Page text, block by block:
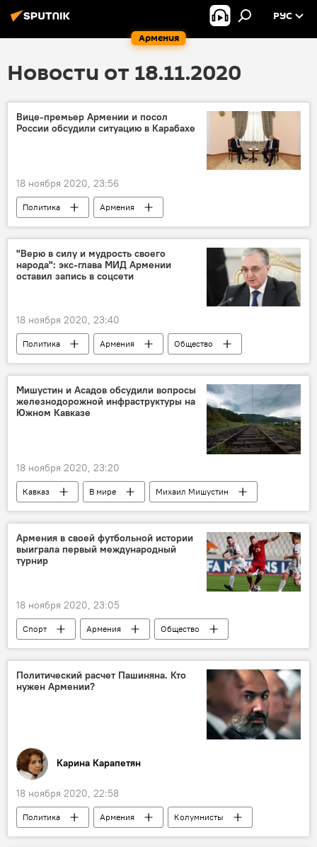
Армения
РУС
Новости от 18.11.2020
Вице-премьер Армении и посол
России обсудили ситуацию в Карабахе
18 ноября 2020, 23:56
Политика
Армения
Нагорный Карабах
Россия
В мире
ситуация
Трехстороннее заявление по Карабаху 09.11.2020
"Верю в силу и мудрость своего
народа": экс-глава МИД Армении
оставил запись в соцсети
18 ноября 2020, 23:40
Политика Армения
Общество
Зограб Мнацаканян
МИД
соцсети
страна
Новости Армения
Мишустин и Асадов обсудили вопросы
железнодорожной инфраструктуры на
Южном Кавказе
18 ноября 2020, 23:20
Кавказ В мире
Михаил Мишустин
Азербайджан
мир
безопасность
Южный Кавказ
Армения в своей футбольной истории
выиграла первый международный
турнир
18 ноября 2020, 23:05
Спорт Армения
Общество
Европа
Победа турнир
Политический расчет Пашиняна. Кто
нужен Армении?
Карина Карапетян
18 ноября 2020, 22:58
Политика Армения
Колумнисты
Пашинян Никол